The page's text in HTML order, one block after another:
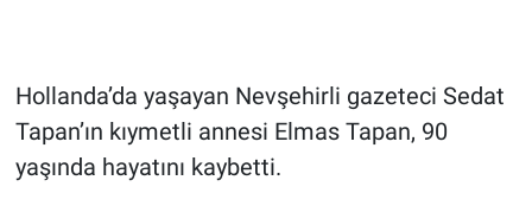
Hollanda’da yaşayan Nevşehirli gazeteci Sedat
Tapan’ın kıymetli annesi Elmas Tapan, 90
yaşında hayatını kaybetti.
Kayseri